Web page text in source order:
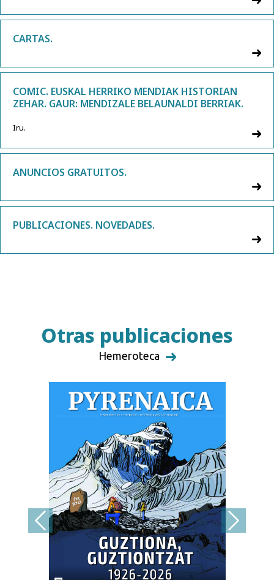
CARTAS.
COMIC. EUSKAL HERRIKO MENDIAK HISTORIAN
ZEHAR. GAUR: MENDIZALE BELAUNALDI BERRIAK.
Iru.
ANUNCIOS GRATUITOS.
PUBLICACIONES. NOVEDADES.
Otras publicaciones
Hemeroteca